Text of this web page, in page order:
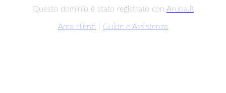
Questo dominio è stato registrato con Aruba.it
Area clienti Guide e Assistenza